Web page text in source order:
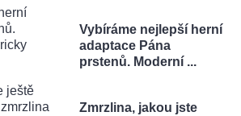
Vybíráme nejlepší herní
adaptace Pána
prstenů. Moderní ...
Zmrzlina, jakou jste